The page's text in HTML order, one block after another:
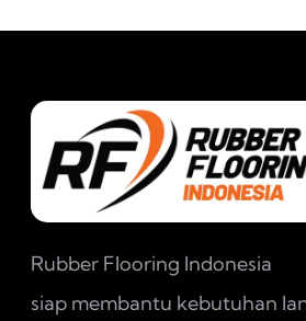
Rubber Flooring Indonesia
siap membantu kebutuhan